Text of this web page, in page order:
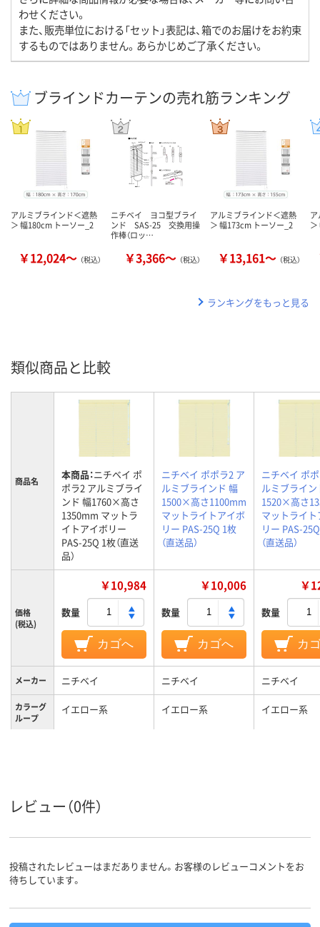
わせください。
また、販売単位における「セット」表記は、箱でのお届けをお約束
するものではありません。あらかじめご了承ください。
ブラインドカーテンの売れ筋ランキング
アルミブラインド＜遮熱
＞ 幅180cm トーソー_2
￥12,024～ （税込）
ニチベイ ヨコ型ブライ
ンド SAS-25 交換用操
作棒（ロッ…
￥3,366～ （税込）
アルミブラインド＜遮熱
＞ 幅173cm トーソー_2
￥13,161～ （税込）
ランキングをもっと見る
類似商品と比較
商品名 本商品：ニチベイ ポ
ポラ2 アルミブライ
ンド 幅1760×高さ
1350mm マットラ
イトアイボリー
PAS-25Q 1枚（直送
品）
ニチベイ ポポラ2 ア
ルミブラインド 幅
1500×高さ1100mm
マットライトアイボ
リー PAS-25Q 1枚
（直送品）
ニチベイ ポ
ルミブライン
1520×高さ
マットライ
リー PAS-
（直送品）
価格
(税込)
￥10,984
数量
カゴへ
￥10,006
数量
カゴへ
￥
数量
カ
メーカー ニチベイ ニチベイ ニチベイ
カラーグ
ループ
イエロー系 イエロー系 イエロー系
レビュー（0件）
投稿されたレビューはまだありません。お客様のレビューコメントをお
待ちしています。